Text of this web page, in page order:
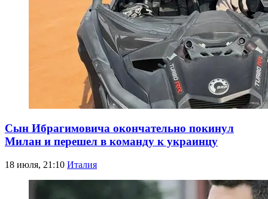
Сын Ибрагимовича окончательно покинул
Милан и перешел в команду к украинцу
18 июля, 21:10 Италия